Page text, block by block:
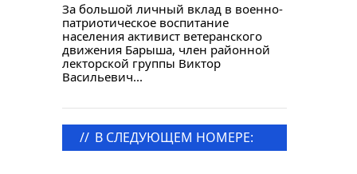
За большой личный вклад в военно-
патриотическое воспитание
населения активист ветеранского
движения Барыша, член районной
лекторской группы Виктор
Васильевич...
// В СЛЕДУЮЩЕМ НОМЕРЕ: